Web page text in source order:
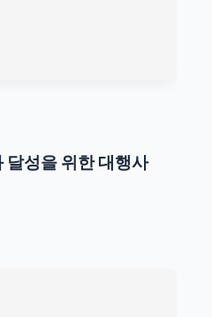
달성을 위한 대행사